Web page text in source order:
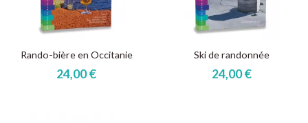
Rando-bière en Occitanie
24,00 €
Ski de randonnée
24,00 €